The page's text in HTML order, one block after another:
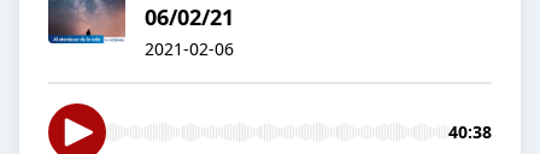
06/02/21
2021-02-06
40:38